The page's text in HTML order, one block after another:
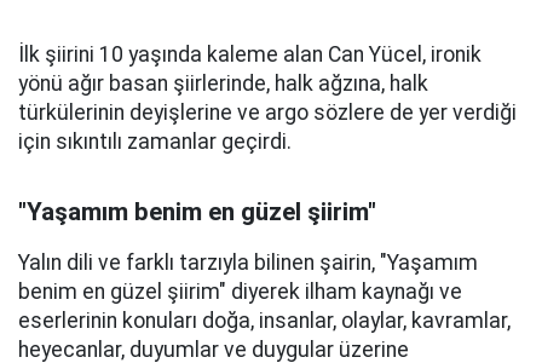
İlk şiirini 10 yaşında kaleme alan Can Yücel, ironik
yönü ağır basan şiirlerinde, halk ağzına, halk
türkülerinin deyişlerine ve argo sözlere de yer verdiği
için sıkıntılı zamanlar geçirdi.
"Yaşamım benim en güzel şiirim"
Yalın dili ve farklı tarzıyla bilinen şairin, "Yaşamım
benim en güzel şiirim" diyerek ilham kaynağı ve
eserlerinin konuları doğa, insanlar, olaylar, kavramlar,
heyecanlar, duyumlar ve duygular üzerine